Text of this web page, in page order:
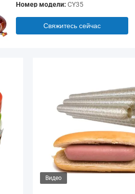
Номер модели: CY35
Свяжитесь сейчас
Видео